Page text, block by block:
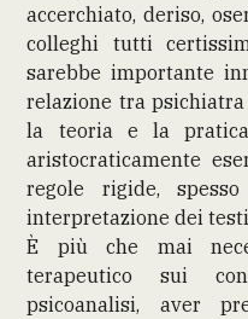
accerchiato, deriso,
colleghi tutti
sarebbe importante
relazione tra
la teoria e la pratica
aristocraticamente
regole rigide,
interpretazione dei
È più che mai
terapeutico sui
psicoanalisi, aver